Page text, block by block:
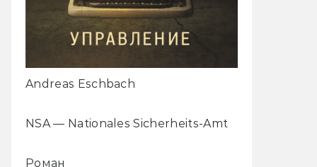
Andreas Eschbach
NSA — Nationales Sicherheits-Amt
Роман